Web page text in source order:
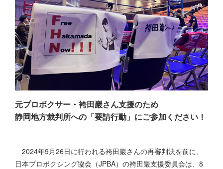
元プロボクサー・袴田巖さん支援のため
静岡地方裁判所への「要請行動」にご参加ください！
2024年9月26日に行われる袴田巖さんの再審判決を前に、
日本プロボクシング協会（JPBA）の袴田巖支援委員会は、8